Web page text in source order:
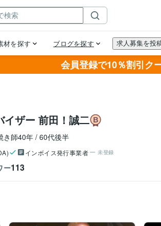
会員登録で10％割引ク
イザー 前田！誠二
き師40年 60代後半
インボイス発行事業者 未登録
ー113